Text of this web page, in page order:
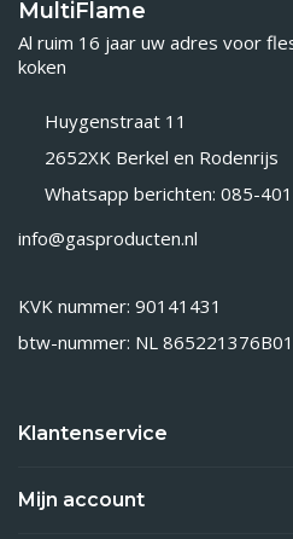
MultiFlame
Al ruim 16 jaar uw adres voor
koken
Huygenstraat 11
2652XK Berkel en Rodenrijs
Whatsapp berichten: 085-
info@gasproducten.nl
KVK nummer: 90141431
btw-nummer: NL 865221376B01
Klantenservice
Mijn account